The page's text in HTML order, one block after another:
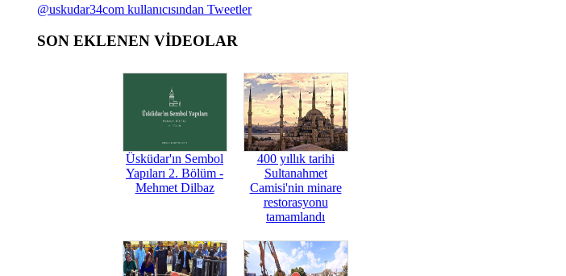
@uskudar34com kullanıcısından Tweetler
SON EKLENEN VİDEOLAR
Üsküdar'ın Sembol
Yapıları 2. Bölüm -
Mehmet Dilbaz
400 yıllık tarihi
Sultanahmet
Camisi'nin minare
restorasyonu
tamamlandı